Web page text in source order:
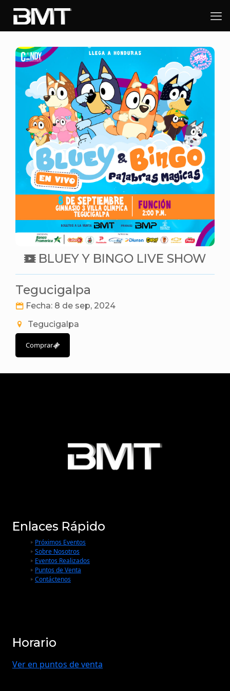
BLUEY Y BINGO LIVE SHOW
Tegucigalpa
Fecha: 8 de sep, 2024
Tegucigalpa
Comprar
Enlaces Rápido
Próximos Eventos
Sobre Nosotros
Eventos Realizados
Puntos de Venta
Contáctenos
Horario
Ver en puntos de venta